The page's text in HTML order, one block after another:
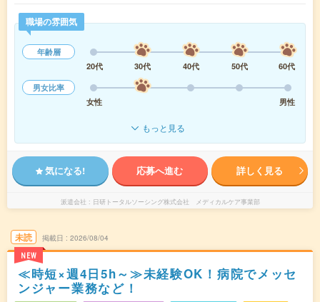
職場の雰囲気
年齢層
20代
30代 40代 50代
60代
男女比率
女性
男性
もっと見る
気になる! 応募へ進む 詳しく見る
派遣会社 日研トータルソーシング株式会社 メディカルケア事業部
未読
NEW
掲載日 2026/08/04
≪時短×週4日5h～≫未経験OK！病院でメッセ
ンジャー業務など！